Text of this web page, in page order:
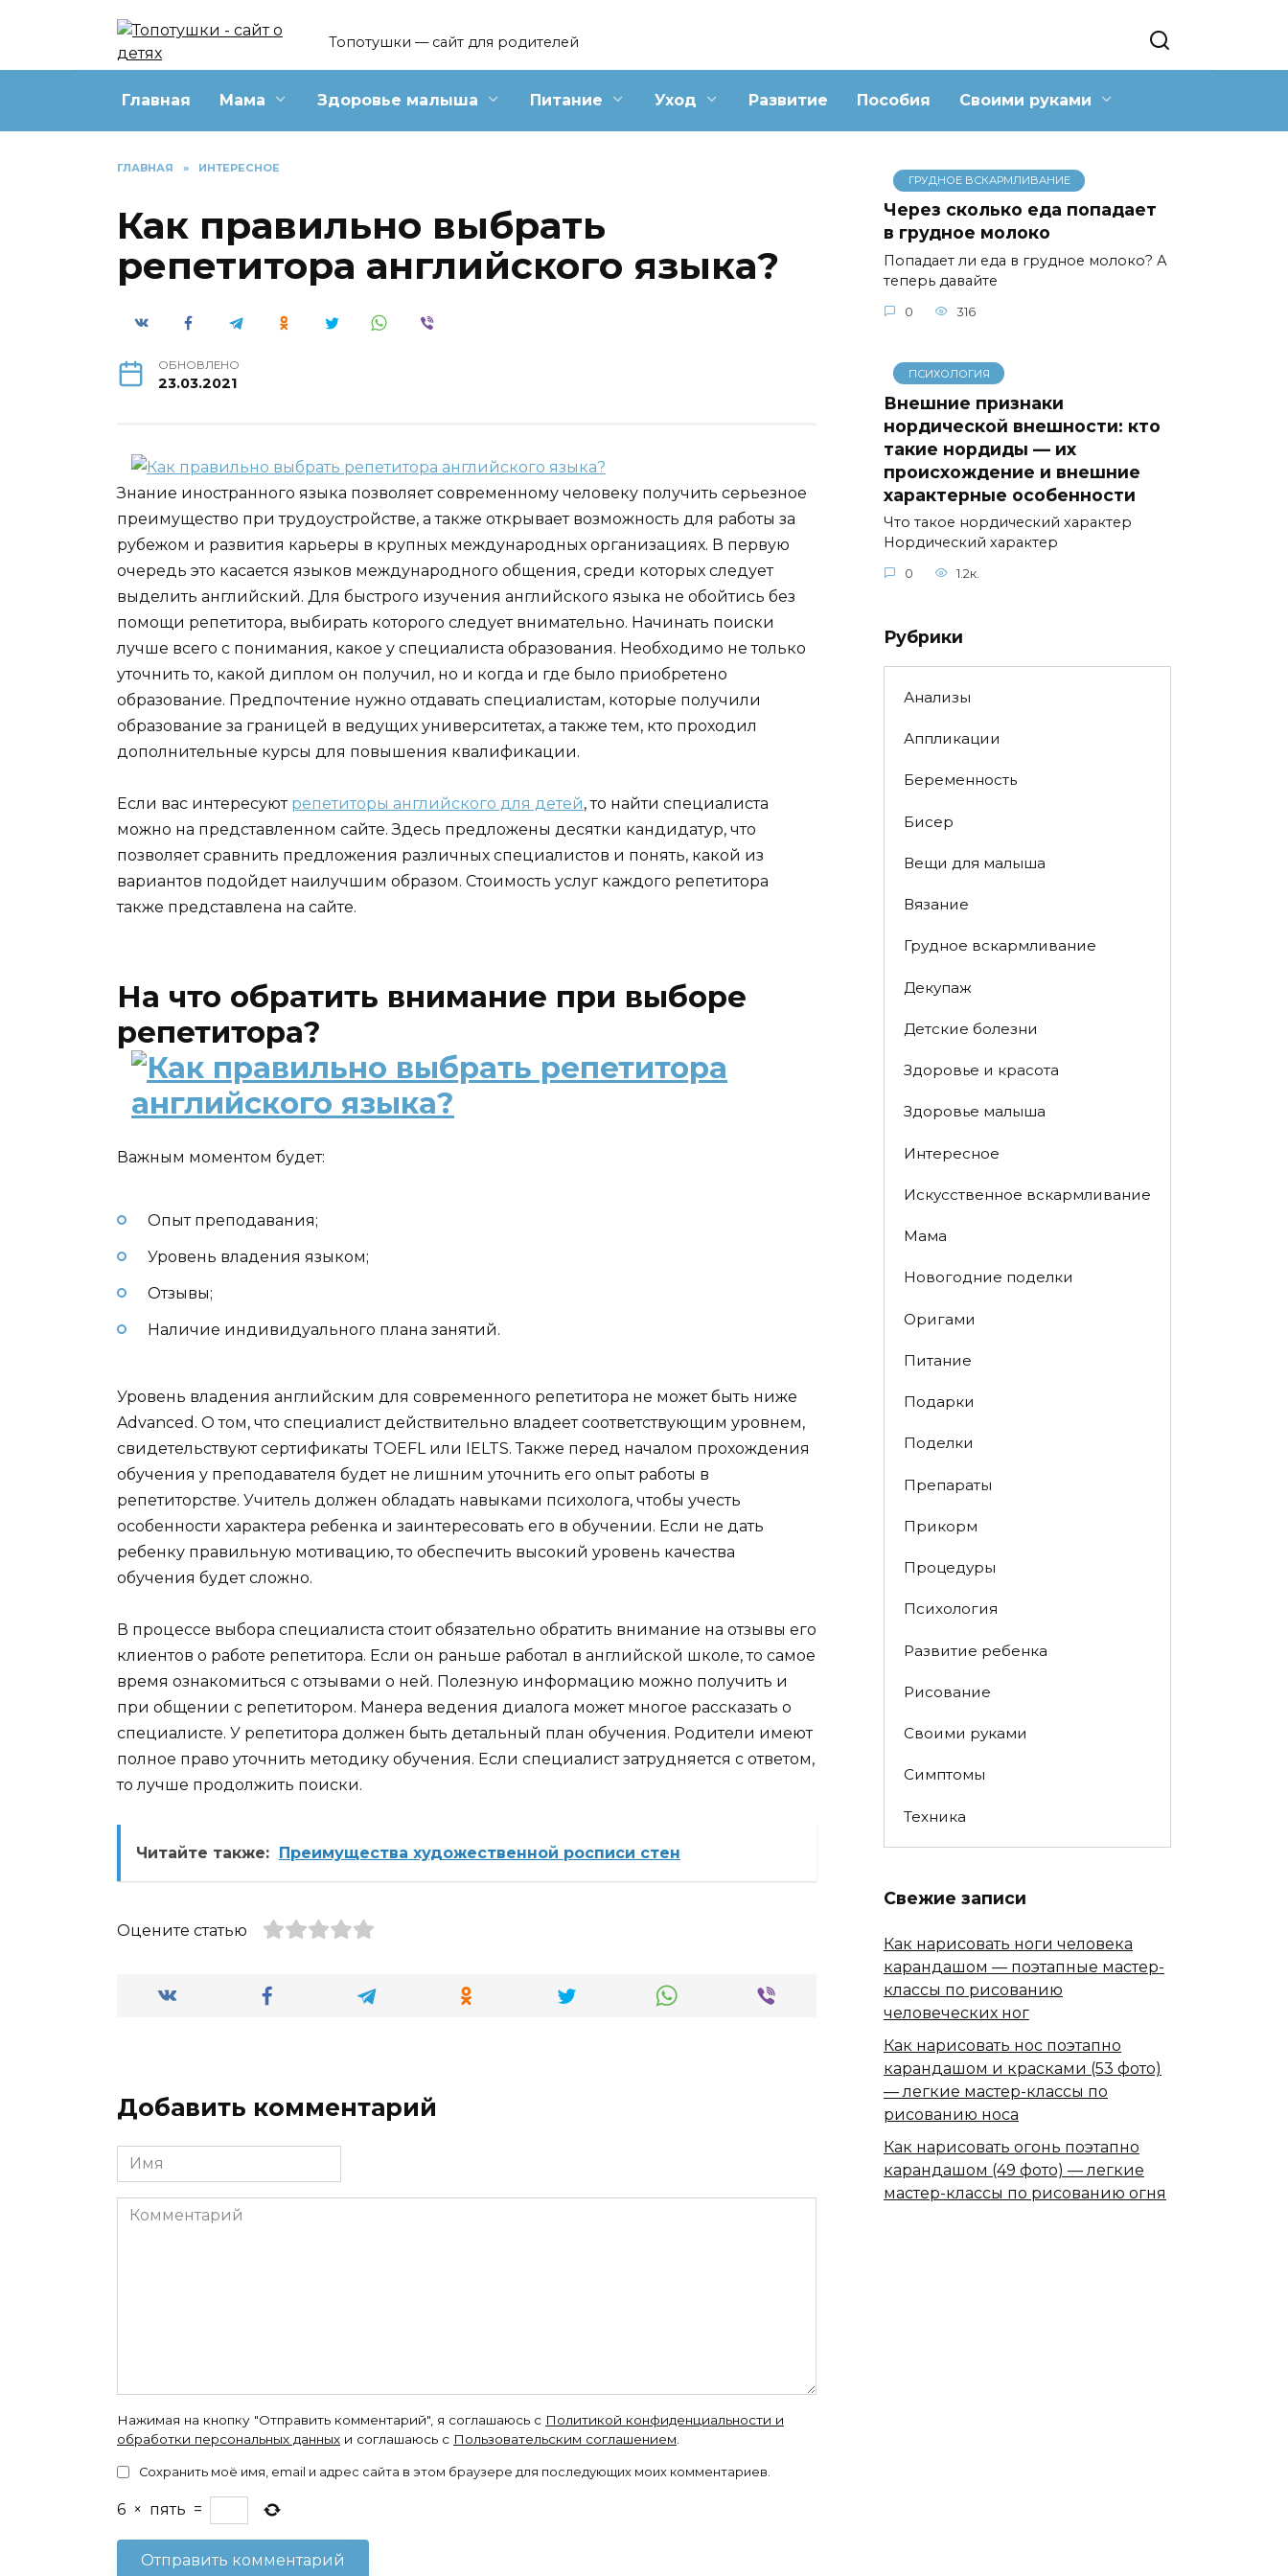
Топотушки — сайт для родителей
Главная Мама Здоровье малыша Питание Уход Развитие Пособия Своими руками
ГЛАВНАЯ » ИНТЕРЕСНОЕ
Как правильно выбрать
репетитора английского языка?
ОБНОВЛЕНО
23.03.2021
Знание иностранного языка позволяет современному человеку получить серьезное
преимущество при трудоустройстве, а также открывает возможность для работы за
рубежом и развития карьеры в крупных международных организациях. В первую
очередь это касается языков международного общения, среди которых следует
выделить английский. Для быстрого изучения английского языка не обойтись без
помощи репетитора, выбирать которого следует внимательно. Начинать поиски
лучше всего с понимания, какое у специалиста образования. Необходимо не только
уточнить то, какой диплом он получил, но и когда и где было приобретено
образование. Предпочтение нужно отдавать специалистам, которые получили
образование за границей в ведущих университетах, а также тем, кто проходил
дополнительные курсы для повышения квалификации.
Если вас интересуют репетиторы английского для детей, то найти специалиста
можно на представленном сайте. Здесь предложены десятки кандидатур, что
позволяет сравнить предложения различных специалистов и понять, какой из
вариантов подойдет наилучшим образом. Стоимость услуг каждого репетитора
также представлена на сайте.
На что обратить внимание при выборе
репетитора?
Важным моментом будет:
Опыт преподавания;
Уровень владения языком;
Отзывы;
Наличие индивидуального плана занятий.
Уровень владения английским для современного репетитора не может быть ниже
Advanced. О том, что специалист действительно владеет соответствующим уровнем,
свидетельствуют сертификаты TOEFL или IELTS. Также перед началом прохождения
обучения у преподавателя будет не лишним уточнить его опыт работы в
репетиторстве. Учитель должен обладать навыками психолога, чтобы учесть
особенности характера ребенка и заинтересовать его в обучении. Если не дать
ребенку правильную мотивацию, то обеспечить высокий уровень качества
обучения будет сложно.
В процессе выбора специалиста стоит обязательно обратить внимание на отзывы его
клиентов о работе репетитора. Если он раньше работал в английской школе, то самое
время ознакомиться с отзывами о ней. Полезную информацию можно получить и
при общении с репетитором. Манера ведения диалога может многое рассказать о
специалисте. У репетитора должен быть детальный план обучения. Родители имеют
полное право уточнить методику обучения. Если специалист затрудняется с ответом,
то лучше продолжить поиски.
Читайте также: Преимущества художественной росписи стен
Оцените статью
Добавить комментарий
Имя
Комментарий
Нажимая на кнопку "Отправить комментарий", я соглашаюсь с Политикой конфиденциальности и
обработки персональных данных и соглашаюсь с Пользовательским соглашением
Сохранить моё имя, email и адрес сайта в этом браузере для последующих моих комментариев.
6 × пять =
ГРУДНОЕ ВСКАРМЛИВАНИЕ
Через сколько еда попадает
в грудное молоко
Попадает ли еда в грудное молоко? А
теперь давайте
0 316
ПСИХОЛОГИЯ
Внешние признаки
нордической внешности: кто
такие нордиды — их
происхождение и внешние
характерные особенности
Что такое нордический характер
Нордический характер
0 1.2к.
Рубрики
Анализы
Аппликации
Беременность
Бисер
Вещи для малыша
Вязание
Грудное вскармливание
Декупаж
Детские болезни
Здоровье и красота
Здоровье малыша
Интересное
Искусственное вскармливание
Мама
Новогодние поделки
Оригами
Питание
Подарки
Поделки
Препараты
Прикорм
Процедуры
Психология
Развитие ребенка
Рисование
Своими руками
Симптомы
Техника
Свежие записи
Как нарисовать ноги человека
карандашом — поэтапные мастер-
классы по рисованию
человеческих ног
Как нарисовать нос поэтапно
карандашом и красками (53 фото)
— легкие мастер-классы по
рисованию носа
Как нарисовать огонь поэтапно
карандашом (49 фото) — легкие
мастер-классы по рисованию огня